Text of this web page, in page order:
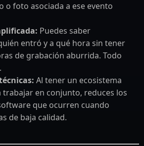
o foto asociada a ese evento
Puedes saber
entró y a qué hora sin tener
de grabación aburrida. Todo
Al tener un ecosistema
trabajar en conjunto, reduces los
que ocurren cuando
de baja calidad.